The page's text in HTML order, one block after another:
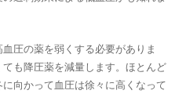
圧の薬を弱くする必要がありま
も降圧薬を減量します。ほとんど
向かって血圧は徐々に高くなって